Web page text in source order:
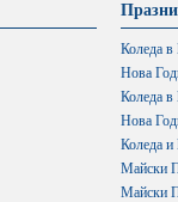
Коледа в
Нова
Коледа в
Нова
Коледа и
Майски
Майски